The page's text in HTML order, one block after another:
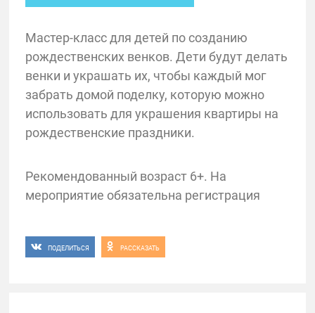
Мастер-класс для детей по созданию
рождественских венков. Дети будут делать
венки и украшать их, чтобы каждый мог
забрать домой поделку, которую можно
использовать для украшения квартиры на
рождественские праздники.
Рекомендованный возраст 6+. На
мероприятие обязательна регистрация
ПОДЕЛИТЬСЯ РАССКАЗАТЬ